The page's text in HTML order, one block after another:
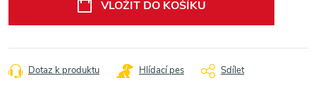
VLOŽIT DO KOŠÍKU
Dotaz k produktu Hlídací pes Sdílet